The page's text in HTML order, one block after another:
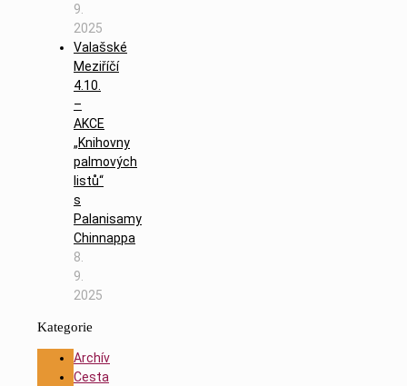
9.
2025
Valašské
Meziříčí
4.10.
–
AKCE
„Knihovny
palmových
listů“
s
Palanisamy
Chinnappa
8.
9.
2025
Kategorie
Archív
Cesta